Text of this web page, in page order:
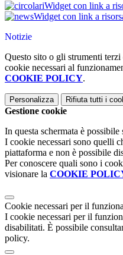
Widget con link a
Widget con link a
Notizie
Questo sito o gli strumenti
cookie necessari al
COOKIE POLICY.
Personalizza Rifiuta tutti i
Gestione cookie
In questa schermata è
I cookie necessari sono quelli
piattaforma e non è possibile
Per conoscere quali sono i
visionare la COOKIE
Cookie necessari per il
I cookie necessari per il
disabilitati. È possibile
policy.